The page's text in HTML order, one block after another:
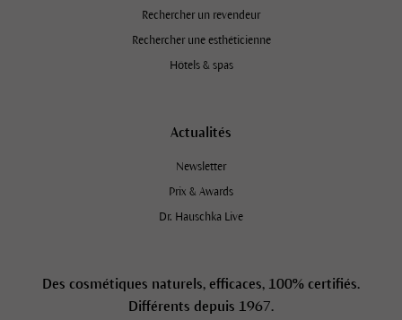
Rechercher un revendeur
Rechercher une esthéticienne
Hôtels & spas
Actualités
Newsletter
Prix & Awards
Dr. Hauschka Live
Des cosmétiques naturels, efficaces, 100% certifiés.
Différents depuis 1967.